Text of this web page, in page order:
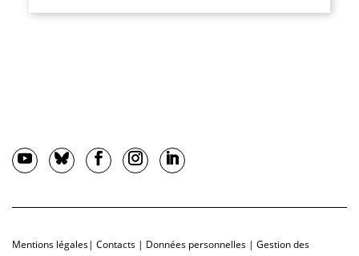
Mentions légales| Contacts | Données personnelles | Gestion des